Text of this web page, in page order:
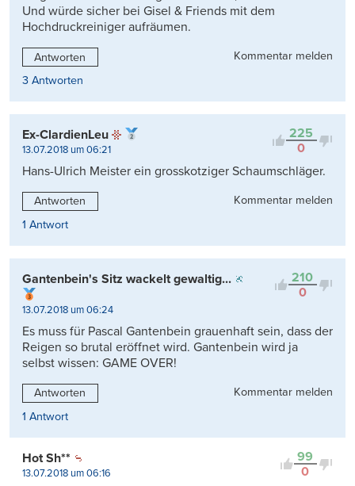
Und würde sicher bei Gisel & Friends mit dem
Hochdruckreiniger aufräumen.
Antworten
Kommentar melden
3 Antworten
225
0
Ex-ClardienLeu
13.07.2018 um 06:21
Hans-Ulrich Meister ein grosskotziger Schaumschläger.
Antworten
Kommentar melden
1 Antwort
210
0
Gantenbein's Sitz wackelt gewaltig...
13.07.2018 um 06:24
Es muss für Pascal Gantenbein grauenhaft sein, dass der
Reigen so brutal eröffnet wird. Gantenbein wird ja
selbst wissen: GAME OVER!
Antworten
Kommentar melden
1 Antwort
99
0
Hot Sh**
13.07.2018 um 06:16